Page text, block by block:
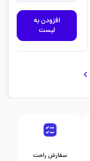
افزودن به
لیست
سفارش راحت